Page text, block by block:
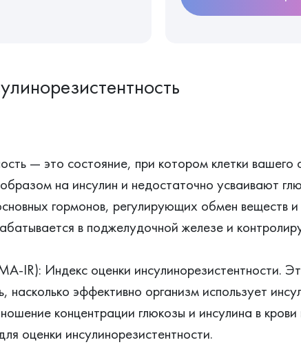
— это состояние, при котором клетки вашего
на инсулин и недостаточно усваивают
гормонов, регулирующих обмен веществ
в поджелудочной железе и
Индекс оценки инсулинорезистентности.
насколько эффективно организм использует
концентрации глюкозы и инсулина в
оценки инсулинорезистентности.